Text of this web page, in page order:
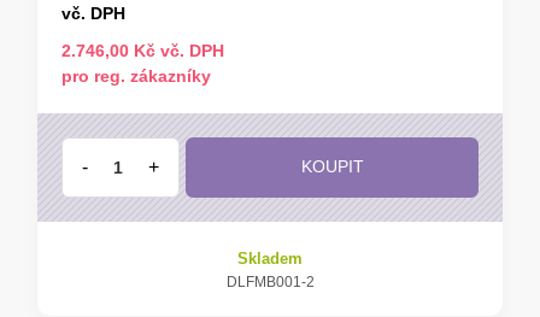
vč. DPH
2.746,00 Kč vč. DPH
pro reg. zákazníky
- + KOUPIT
Skladem
DLFMB001-2